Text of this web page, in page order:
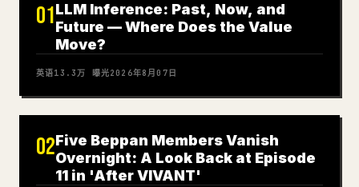
01LLM Inference: Past, Now, and
Future — Where Does the Value
Move?
英语13.3万 曝光2026年8月07日
02Five Beppan Members Vanish
Overnight: A Look Back at Episode
11 in 'After VIVANT'